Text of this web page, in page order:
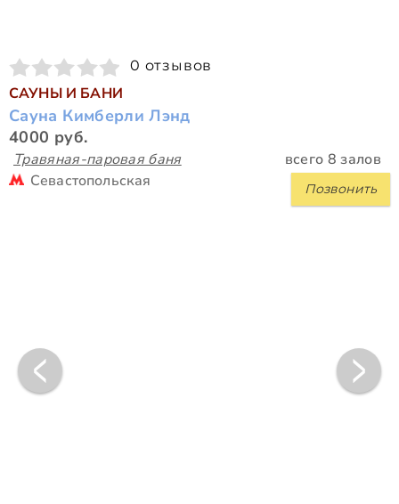
0 отзывов
САУНЫ И БАНИ
Сауна Кимберли Лэнд
4000 руб.
Травяная-паровая баня всего 8 залов
Позвонить
Севастопольская